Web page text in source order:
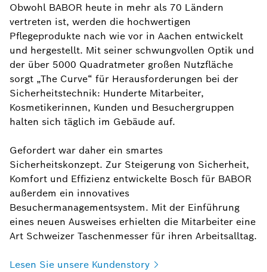
Obwohl BABOR heute in mehr als 70 Ländern
vertreten ist, werden die hochwertigen
Pflegeprodukte nach wie vor in Aachen entwickelt
und hergestellt. Mit seiner schwungvollen Optik und
der über 5000 Quadratmeter großen Nutzfläche
sorgt „The Curve“ für Herausforderungen bei der
Sicherheitstechnik: Hunderte Mitarbeiter,
Kosmetikerinnen, Kunden und Besuchergruppen
halten sich täglich im Gebäude auf.
Gefordert war daher ein smartes
Sicherheitskonzept. Zur Steigerung von Sicherheit,
Komfort und Effizienz entwickelte Bosch für BABOR
außerdem ein innovatives
Besuchermanagementsystem. Mit der Einführung
eines neuen Ausweises erhielten die Mitarbeiter eine
Art Schweizer Taschenmesser für ihren Arbeitsalltag.
Lesen Sie unsere Kundenstory